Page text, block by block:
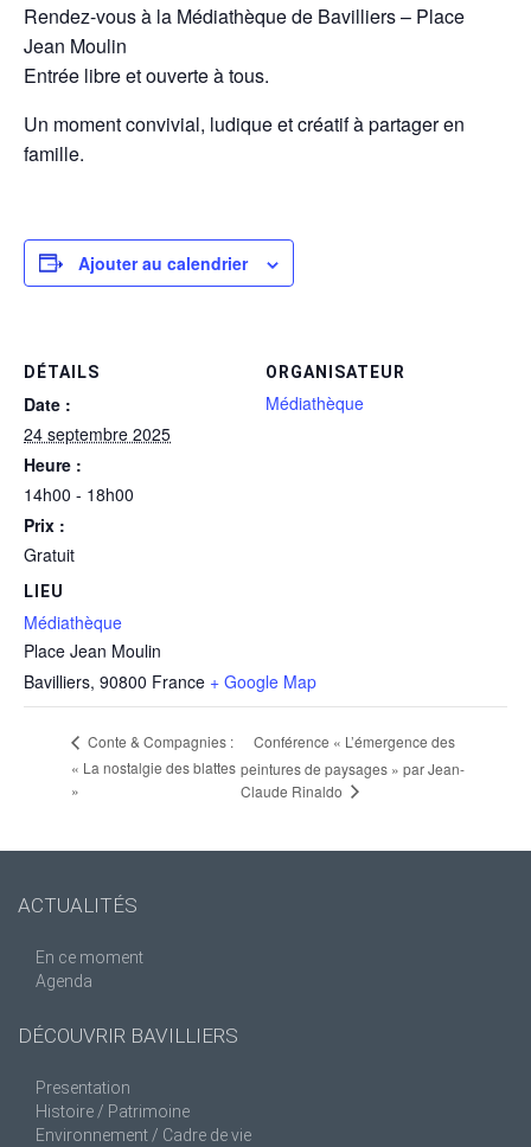
Rendez-vous à la Médiathèque de Bavilliers – Place
Jean Moulin
Entrée libre et ouverte à tous.
Un moment convivial, ludique et créatif à partager en
famille.
Ajouter au calendrier
DÉTAILS
Date :
24 septembre 2025
Heure :
14h00 - 18h00
Prix :
Gratuit
LIEU
Médiathèque
Place Jean Moulin
Bavilliers, 90800 France + Google Map
ORGANISATEUR
Médiathèque
Conte & Compagnies :
« La nostalgie des blattes
»
Conférence « L’émergence des
peintures de paysages » par Jean-
Claude Rinaldo
ACTUALITÉS
En ce moment
Agenda
DÉCOUVRIR BAVILLIERS
Presentation
Histoire / Patrimoine
Environnement / Cadre de vie